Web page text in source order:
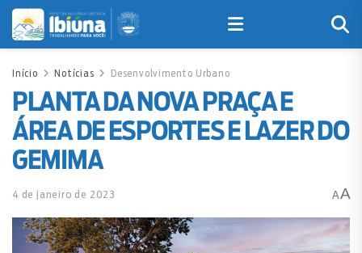
Início Notícias Desenvolvimento Urbano
PLANTA DA NOVA PRAÇA E
ÁREA DE ESPORTES E LAZER DO
GEMIMA
4 de janeiro de 2023 AA